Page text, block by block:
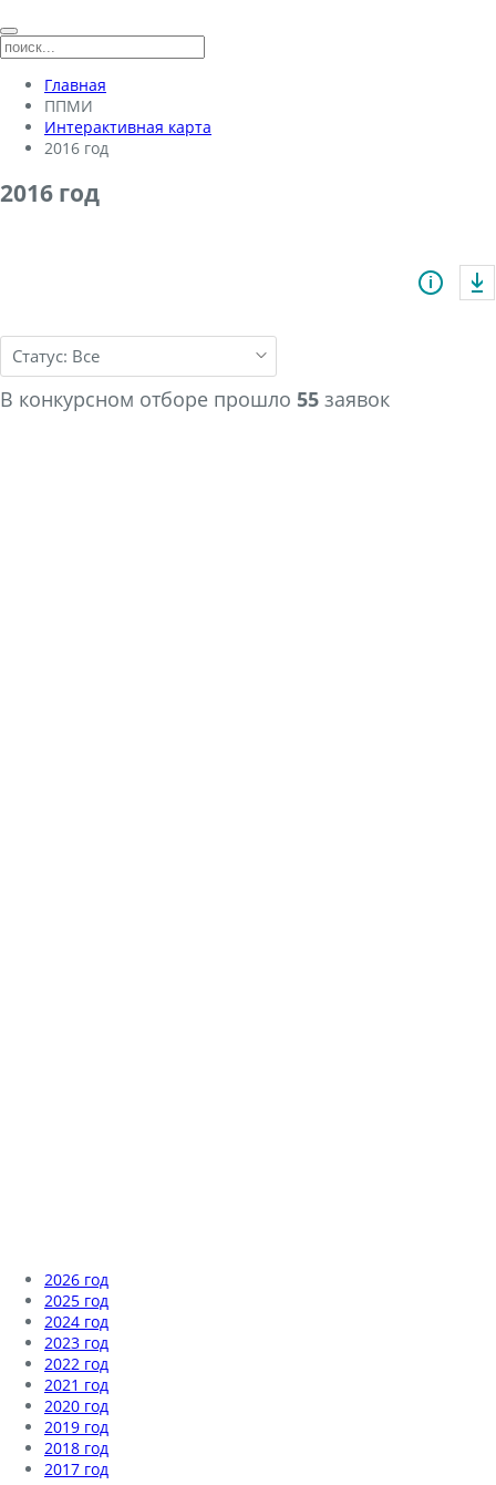
Главная
ППМИ
Интерактивная карта
2016 год
2016 год
chevron_down
В конкурсном отборе прошло 55 заявок
2026 год
2025 год
2024 год
2023 год
2022 год
2021 год
2020 год
2019 год
2018 год
2017 год